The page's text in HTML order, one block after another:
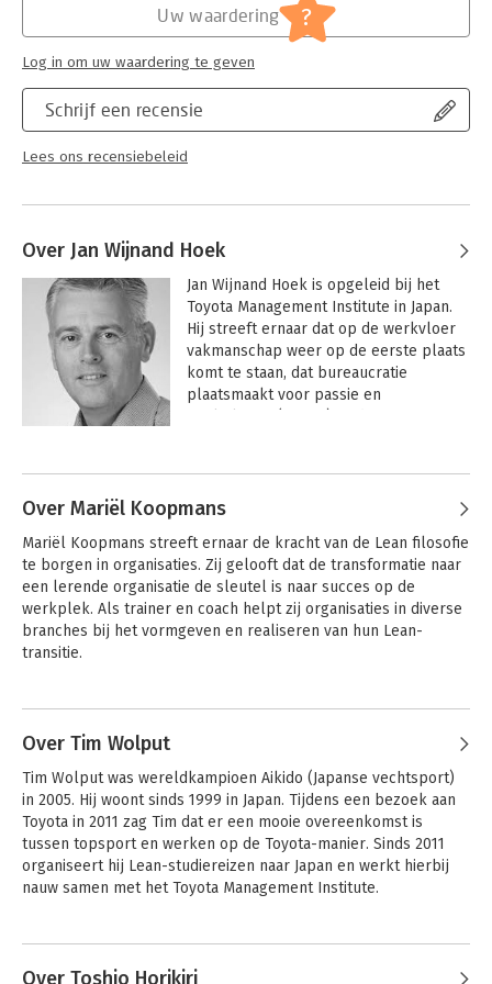
voor professionals, een introductie van Lean op de
(toekomstige) werkplek. Op de site bij het boek kunnen
studenten oefenen met meerkeuzevragen, een
begrippentrainer en open vragen. Ook zijn hier verdiepende
video’s te bekijken.
Schrijf een recensie
Lees ons recensiebeleid
Uw waardering ?
Log in om uw waardering te geven
Over Jan Wijnand Hoek
Jan Wijnand Hoek is opgeleid bij het
Toyota Management Institute in Japan.
Hij streeft ernaar dat op de werkvloer
vakmanschap weer op de eerste plaats
komt te staan, dat bureaucratie
plaatsmaakt voor passie en
de ruimte om de organisatie te
blussen.
Lean
Lean Management
Systeem
Over Mariël Koopmans
Mariël Koopmans streeft ernaar de kracht van de Lean filosofie
te borgen in organisaties. Zij gelooft dat de transformatie naar
een lerende organisatie de sleutel is naar succes op de
werkplek. Als trainer en coach helpt zij organisaties in diverse
branches bij het vormgeven en realiseren van hun Lean-
transitie.
Andere boeken door Mariël
Koopmans
Over Tim Wolput
Tim Wolput was wereldkampioen Aikido (Japanse vechtsport)
in 2005. Hij woont sinds 1999 in Japan. Tijdens een bezoek aan
Toyota in 2011 zag Tim dat er een mooie overeenkomst is
tussen topsport en werken op de Toyota-manier. Sinds 2011
organiseert hij Lean-studiereizen naar Japan en werkt hierbij
nauw samen met het Toyota Management Institute.
Andere boeken door Tim Wolput
Over Toshio Horikiri